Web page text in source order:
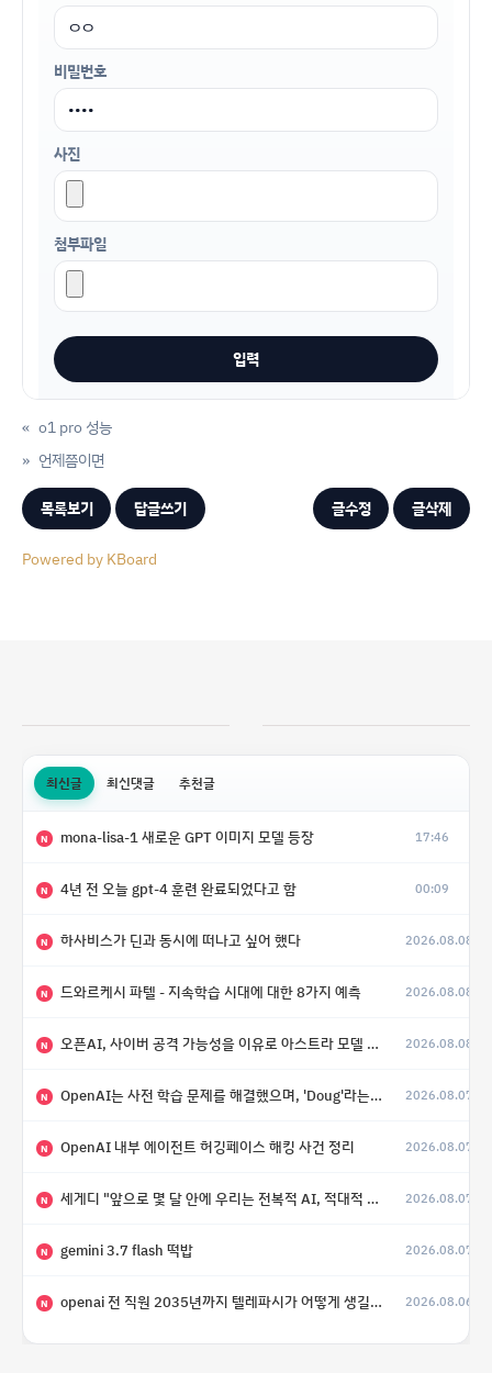
비밀번호
사진
첨부파일
« o1 pro 성능
언제쯤이면
»
목록보기 답글쓰기 글수정 글삭제
Powered by KBoard
최신글 최신댓글 추천글
N mona-lisa-1 새로운 GPT 이미지 모델 등장 17:46
N 4년 전 오늘 gpt-4 훈련 완료되었다고 함 00:09
N 하사비스가 딘과 동시에 떠나고 싶어 했다 2026.08.08
N 드와르케시 파텔 - 지속학습 시대에 대한 8가지 예측 2026.08.08
N 오픈AI, 사이버 공격 가능성을 이유로 아스트라 모델 출시 연기 2026.08.08
N OpenAI는 사전 학습 문제를 해결했으며, 'Doug'라는 코드명을 가진 훨씬 더 큰 모델을 활발히 개발 중 2026.08.07
N OpenAI 내부 에이전트 허깅페이스 해킹 사건 정리 2026.08.07
N 세게디 "앞으로 몇 달 안에 우리는 전복적 AI, 적대적 AI 둘 다 보게 될 것" 2026.08.07
N gemini 3.7 flash 떡밥 2026.08.07
N openai 전 직원 2035년까지 텔레파시가 어떻게 생길 수 있는지 2026.08.06